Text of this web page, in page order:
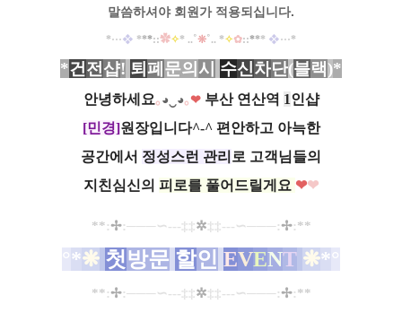
말씀하셔야 회원가 적용되십니다.
*···❖ ***::✿✧* ..˚❊˚.. *✧✿::*** ❖···*
*건전 샵! 퇴폐 문의 시 수신차단(블랙 )*
안녕하세요｡ ◕‿◕｡❤ 부산 연산역 1인샵
[민경]원장입니다^-^ 편안하고 아늑한
공간에서 정성스런 관리 로 고객님들의
지친심신의 피로를 풀어드릴게요 ❤❤
**:✢:───∽---‡‡✲‡‡---∽───:✢:**
°*❋ 첫방문 할인 EVENT ❋*°
**:✢:───∽---‡‡✲‡‡---∽───:✢:**